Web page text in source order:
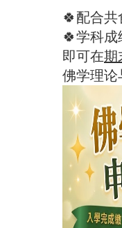
🍀配合共
🍀学科成
即可在期
佛学理论